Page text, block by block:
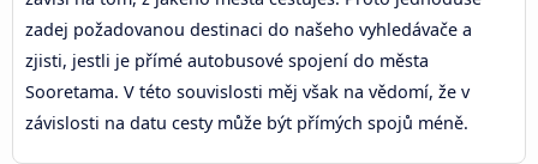
zadej požadovanou destinaci do našeho vyhledávače a
zjisti, jestli je přímé autobusové spojení do města
Sooretama. V této souvislosti měj však na vědomí, že v
závislosti na datu cesty může být přímých spojů méně.